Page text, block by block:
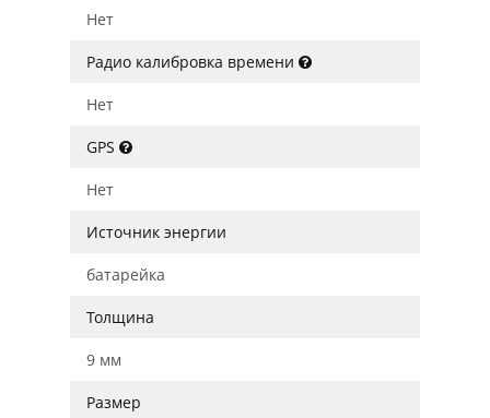
Нет
Радио калибровка времени
Нет
GPS
Нет
Источник энергии
батарейка
Толщина
9 мм
Размер